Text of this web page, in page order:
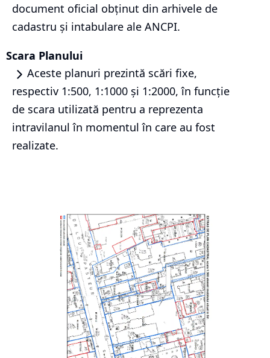
document oficial obținut din arhivele de
cadastru și intabulare ale ANCPI.
Scara Planului
Aceste planuri prezintă scări fixe,
respectiv 1:500, 1:1000 și 1:2000, în funcție
de scara utilizată pentru a reprezenta
intravilanul în momentul în care au fost
realizate.